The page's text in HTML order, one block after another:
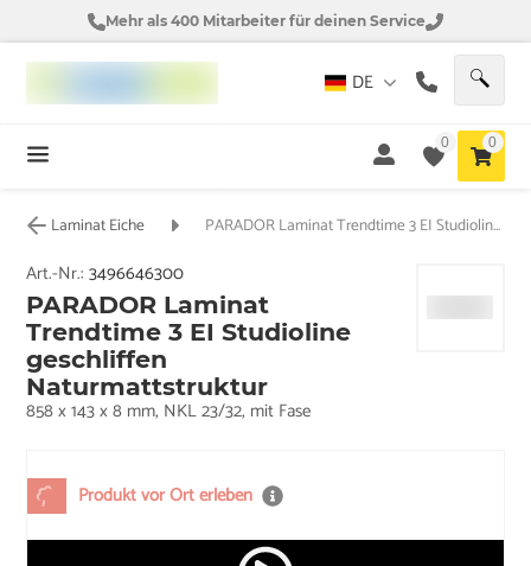
Mehr als 400 Mitarbeiter für deinen Service
DE
0 0
Laminat Eiche PARADOR Laminat Trendtime 3 EI Studioline geschliffen Naturmattstruktur
Produkt vor Ort erleben
Art.-Nr.:3496646300
PARADOR Laminat
Trendtime 3 EI Studioline
geschliffen
Naturmattstruktur
858 x 143 x 8 mm, NKL 23/32, mit Fase